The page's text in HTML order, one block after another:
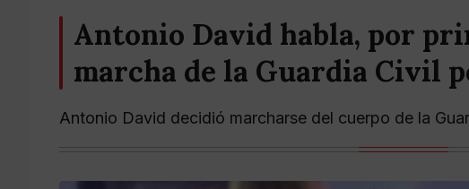
Antonio David habla, por
marcha de la Guardia Civil
Antonio David decidió marcharse del cuerpo de la